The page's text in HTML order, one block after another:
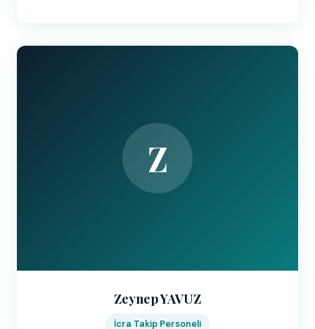
Z
Zeynep YAVUZ
İcra Takip Personeli